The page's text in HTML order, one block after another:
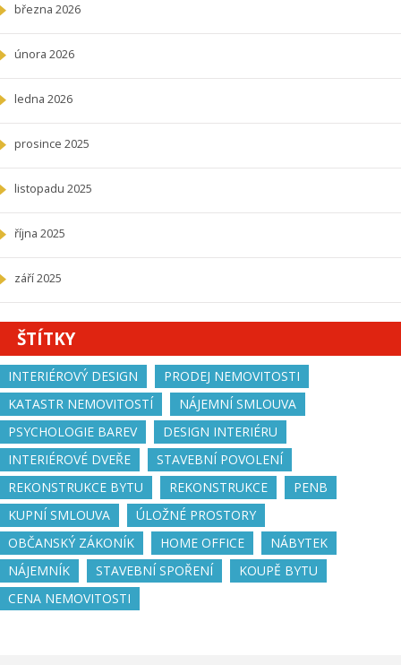
března 2026
února 2026
ledna 2026
prosince 2025
listopadu 2025
října 2025
září 2025
ŠTÍTKY
INTERIÉROVÝ DESIGN
PRODEJ NEMOVITOSTI
KATASTR NEMOVITOSTÍ
NÁJEMNÍ SMLOUVA
PSYCHOLOGIE BAREV
DESIGN INTERIÉRU
INTERIÉROVÉ DVEŘE
STAVEBNÍ POVOLENÍ
REKONSTRUKCE BYTU
REKONSTRUKCE
PENB
KUPNÍ SMLOUVA
ÚLOŽNÉ PROSTORY
OBČANSKÝ ZÁKONÍK
HOME OFFICE
NÁBYTEK
NÁJEMNÍK
STAVEBNÍ SPOŘENÍ
KOUPĚ BYTU
CENA NEMOVITOSTI